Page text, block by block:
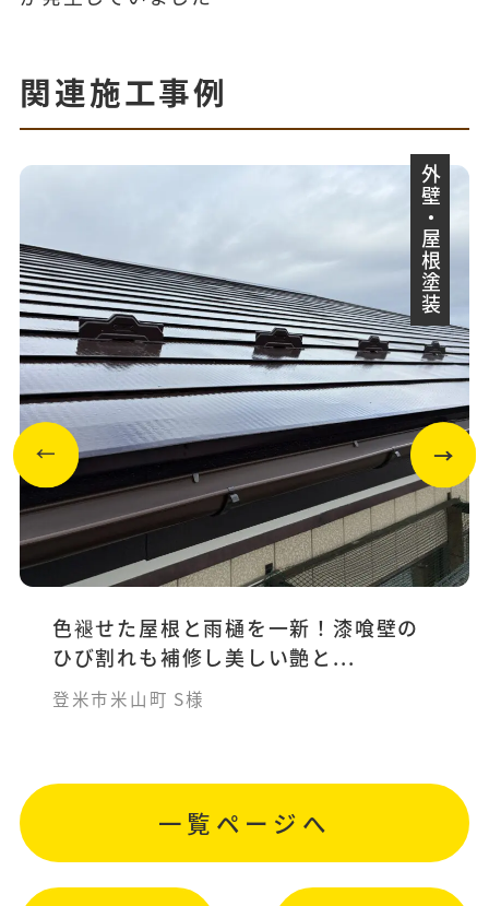
関連施工事例
外壁・屋根塗装
色褪せた屋根と雨樋を一新！漆喰壁の
ひび割れも補修し美しい艶と...
登米市米山町 S様
一覧ページへ